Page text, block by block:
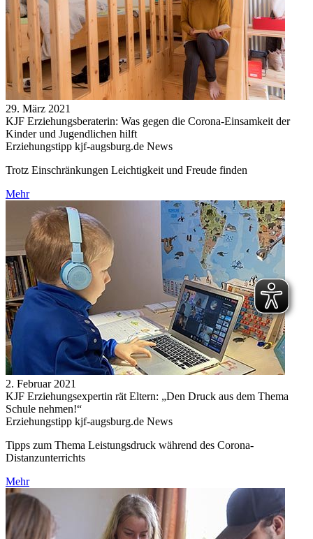
29. März 2021
KJF Erziehungsberaterin: Was gegen die Corona-Einsamkeit der
Kinder und Jugendlichen hilft
Erziehungstipp kjf-augsburg.de News
Trotz Einschränkungen Leichtigkeit und Freude finden
Mehr
2. Februar 2021
KJF Erziehungsexpertin rät Eltern: „Den Druck aus dem Thema
Schule nehmen!“
Erziehungstipp kjf-augsburg.de News
Tipps zum Thema Leistungsdruck während des Corona-
Distanzunterrichts
Mehr